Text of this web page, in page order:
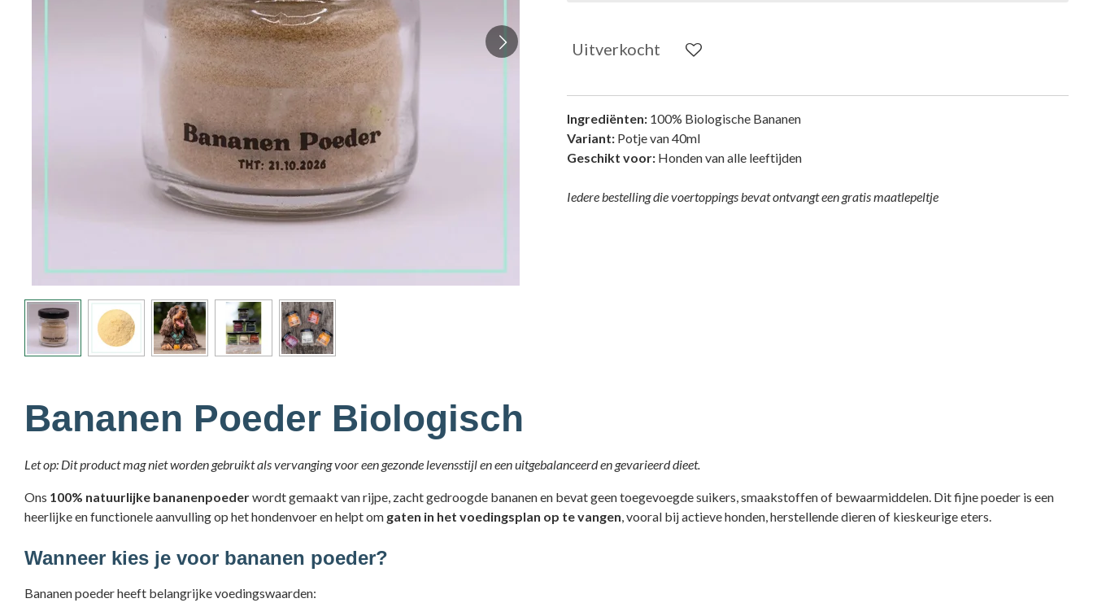
Uitverkocht
Ingrediënten: 100% Biologische Bananen
Variant: Potje van 40ml
Geschikt voor: Honden van alle leeftijden
Iedere bestelling die voertoppings bevat ontvangt een gratis maatlepeltje
Bananen Poeder Biologisch
Let op: Dit product mag niet worden gebruikt als vervanging voor een gezonde levensstijl en een uitgebalanceerd en gevarieerd dieet.
Ons 100% natuurlijke bananenpoederwordt gemaakt van rijpe, zacht gedroogde bananen en bevat geen toegevoegde suikers, smaakstoffen of bewaarmiddelen. Dit fijne poeder is een
heerlijke en functionele aanvulling op het hondenvoer en helpt om gaten in het voedingsplan op te vangen, vooral bij actieve honden, herstellende dieren of kieskeurige eters.
Wanneer kies je voor bananen poeder?
Bananen poederheeft belangrijke voedingswaarden: